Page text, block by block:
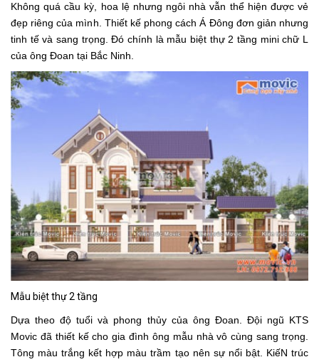
Không quá cầu kỳ, hoa lệ nhưng ngôi nhà vẫn thể hiện được vẻ
đẹp riêng của mình. Thiết kế phong cách Á Đông đơn giản nhưng
tinh tế và sang trọng. Đó chính là mẫu biệt thự 2 tầng mini chữ L
của ông Đoan tại Bắc Ninh.
Mẫu biệt thự 2 tầng
Dựa theo độ tuổi và phong thủy của ông Đoan. Đội ngũ KTS
Movic đã thiết kế cho gia đình ông mẫu nhà vô cùng sang trọng.
Tông màu trắng kết hợp màu trầm tạo nên sự nổi bật. KiếN trúc